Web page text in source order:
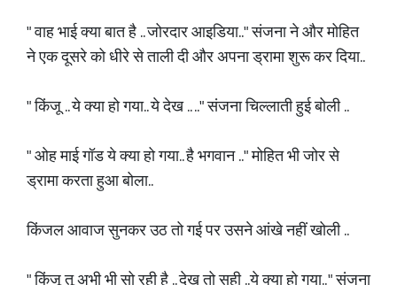
" वाह भाई क्या बात है .. जोरदार आइडिया.." संजना ने और मोहित
ने एक दूसरे को धीरे से ताली दी और अपना ड्रामा शुरू कर दिया..
" किंजू .. ये क्या हो गया.. ये देख .. .." संजना चिल्लाती हुई बोली ..
" ओह माई गॉड ये क्या हो गया.. है भगवान .." मोहित भी जोर से
ड्रामा करता हुआ बोला..
किंजल आवाज सुनकर उठ तो गई पर उसने आंखे नहीं खोली ..